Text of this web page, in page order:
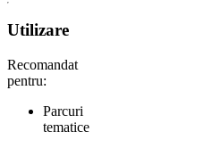
Utilizare
Recomandat
pentru:
Parcuri
tematice